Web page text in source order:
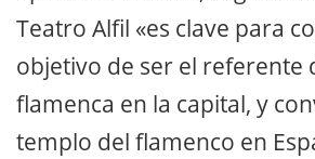
Teatro Alfil «es clave para
objetivo de ser el referente
flamenca en la capital, y
templo del flamenco en